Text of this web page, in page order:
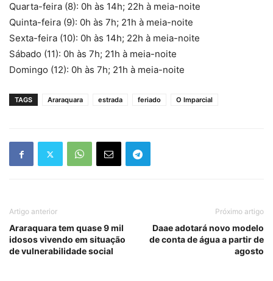
Quarta-feira (8): 0h às 14h; 22h à meia-noite
Quinta-feira (9): 0h às 7h; 21h à meia-noite
Sexta-feira (10): 0h às 14h; 22h à meia-noite
Sábado (11): 0h às 7h; 21h à meia-noite
Domingo (12): 0h às 7h; 21h à meia-noite
TAGS Araraquara estrada feriado O Imparcial
Artigo anterior
Araraquara tem quase 9 mil
idosos vivendo em situação
de vulnerabilidade social
Próximo artigo
Daae adotará novo modelo
de conta de água a partir de
agosto